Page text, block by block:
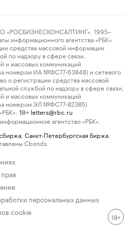
«РОСБИЗНЕСКОНСАЛТИНГ», 1995–
информационного агентства «РБК»
средства массовой информации
по надзору в сфере связи,
и массовых коммуникаций
номером ИА №ФС77-63848) и сетевого
о регистрации средства массовой
службой по надзору в сфере связи,
и массовых коммуникаций
номером ЭЛ №ФС77-82385)
18+ letters@rbc.ru
агентство «РБК».
Санкт-Петербургская биржа
Cbonds.
персональных данных
cookie
18+